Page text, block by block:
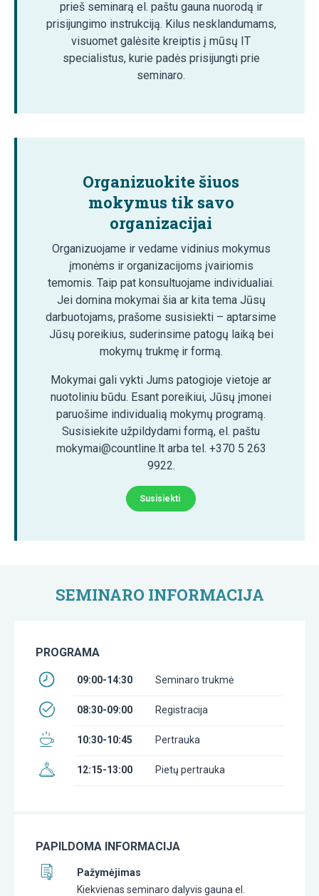
prieš seminarą el. paštu gauna nuorodą ir
prisijungimo instrukciją. Kilus nesklandumams,
visuomet galėsite kreiptis į mūsų IT
specialistus, kurie padės prisijungti prie
seminaro.
Organizuokite šiuos
mokymus tik savo
organizacijai
Organizuojame ir vedame vidinius mokymus
įmonėms ir organizacijoms įvairiomis
temomis. Taip pat konsultuojame individualiai.
Jei domina mokymai šia ar kita tema Jūsų
darbuotojams, prašome susisiekti – aptarsime
Jūsų poreikius, suderinsime patogų laiką bei
mokymų trukmę ir formą.
Mokymai gali vykti Jums patogioje vietoje ar
nuotoliniu būdu. Esant poreikiui, Jūsų įmonei
paruošime individualią mokymų programą.
Susisiekite užpildydami formą, el. paštu
mokymai@countline.lt arba tel. +370 5 263
9922.
Susisiekti
SEMINARO INFORMACIJA
PROGRAMA
09:00-14:30 Seminaro trukmė
08:30-09:00 Registracija
10:30-10:45 Pertrauka
12:15-13:00 Pietų pertrauka
PAPILDOMA INFORMACIJA
Pažymėjimas
Kiekvienas seminaro dalyvis gauna el.